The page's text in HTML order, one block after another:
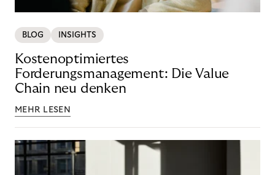
BLOG INSIGHTS
Kostenoptimiertes
Forderungsmanagement: Die Value
Chain neu denken
MEHR LESEN